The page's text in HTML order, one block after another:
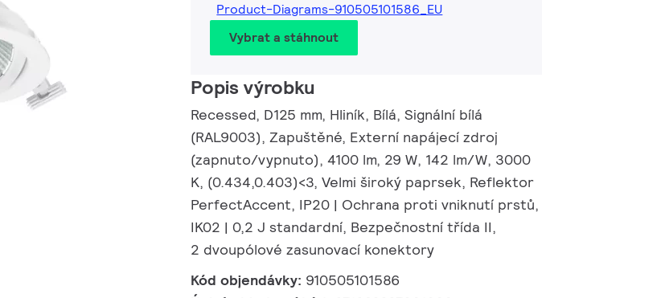
Product-Diagrams-910505101586_EU
Vybrat a stáhnout
Popis výrobku
Recessed, D125 mm, Hliník, Bílá, Signální bílá
(RAL9003), Zapuštěné, Externí napájecí zdroj
(zapnuto/vypnuto), 4100 lm, 29 W, 142 lm/W, 3000
K, (0.434,0.403)<3, Velmi široký paprsek, Reflektor
PerfectAccent, IP20 | Ochrana proti vniknutí prstů,
IK02 | 0,2 J standardní, Bezpečnostní třída II,
2 dvoupólové zasunovací konektory
Kód objendávky: 910505101586